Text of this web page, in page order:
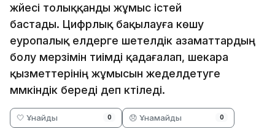
жүйесі толыққанды жұмыс істей
бастады. Цифрлық бақылауға көшу
еуропалық елдерге шетелдік азаматтардың
болу мерзімін тиімді қадағалап, шекара
қызметтерінің жұмысын жеделдетуге
мүмкіндік береді деп күтіледі.
🤍 Ұнайды 0 😞 Ұнамайды 0